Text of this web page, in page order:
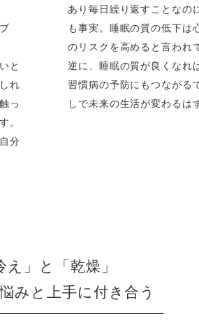
と
れ
っ
。
分
あり毎日繰り返すことなの
も事実。睡眠の質の低下は
のリスクを高めると言われ
逆に、睡眠の質が良くなれ
習慣病の予防にもつながる
しで未来の生活が変わるは
え」と「乾燥」
みと上手に付き合う